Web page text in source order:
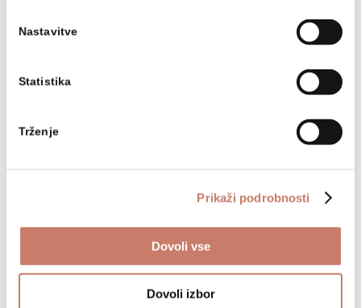
Nastavitve
Statistika
Trženje
Prikaži podrobnosti
Dovoli vse
Dovoli izbor
Kondenzatorji Čermak–Špírekove peči
Osnovne informacije